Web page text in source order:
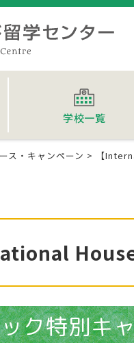
学校一覧
ス・キャンペーン > 【
ク特別キ